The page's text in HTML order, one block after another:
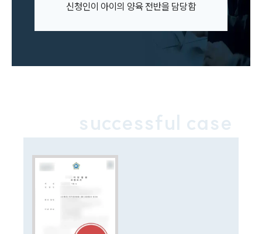
업무사례
이혼 양육비계산기
신청인이 아이의 양육 전반을 담당함
successful case